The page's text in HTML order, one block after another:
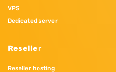
VPS
Dedicated server
Reseller
Reseller hosting